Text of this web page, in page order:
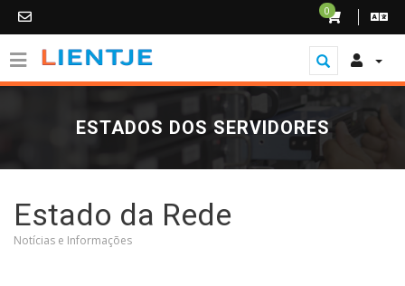
0
ESTADOS DOS SERVIDORES
Estado da Rede
Notícias e Informações